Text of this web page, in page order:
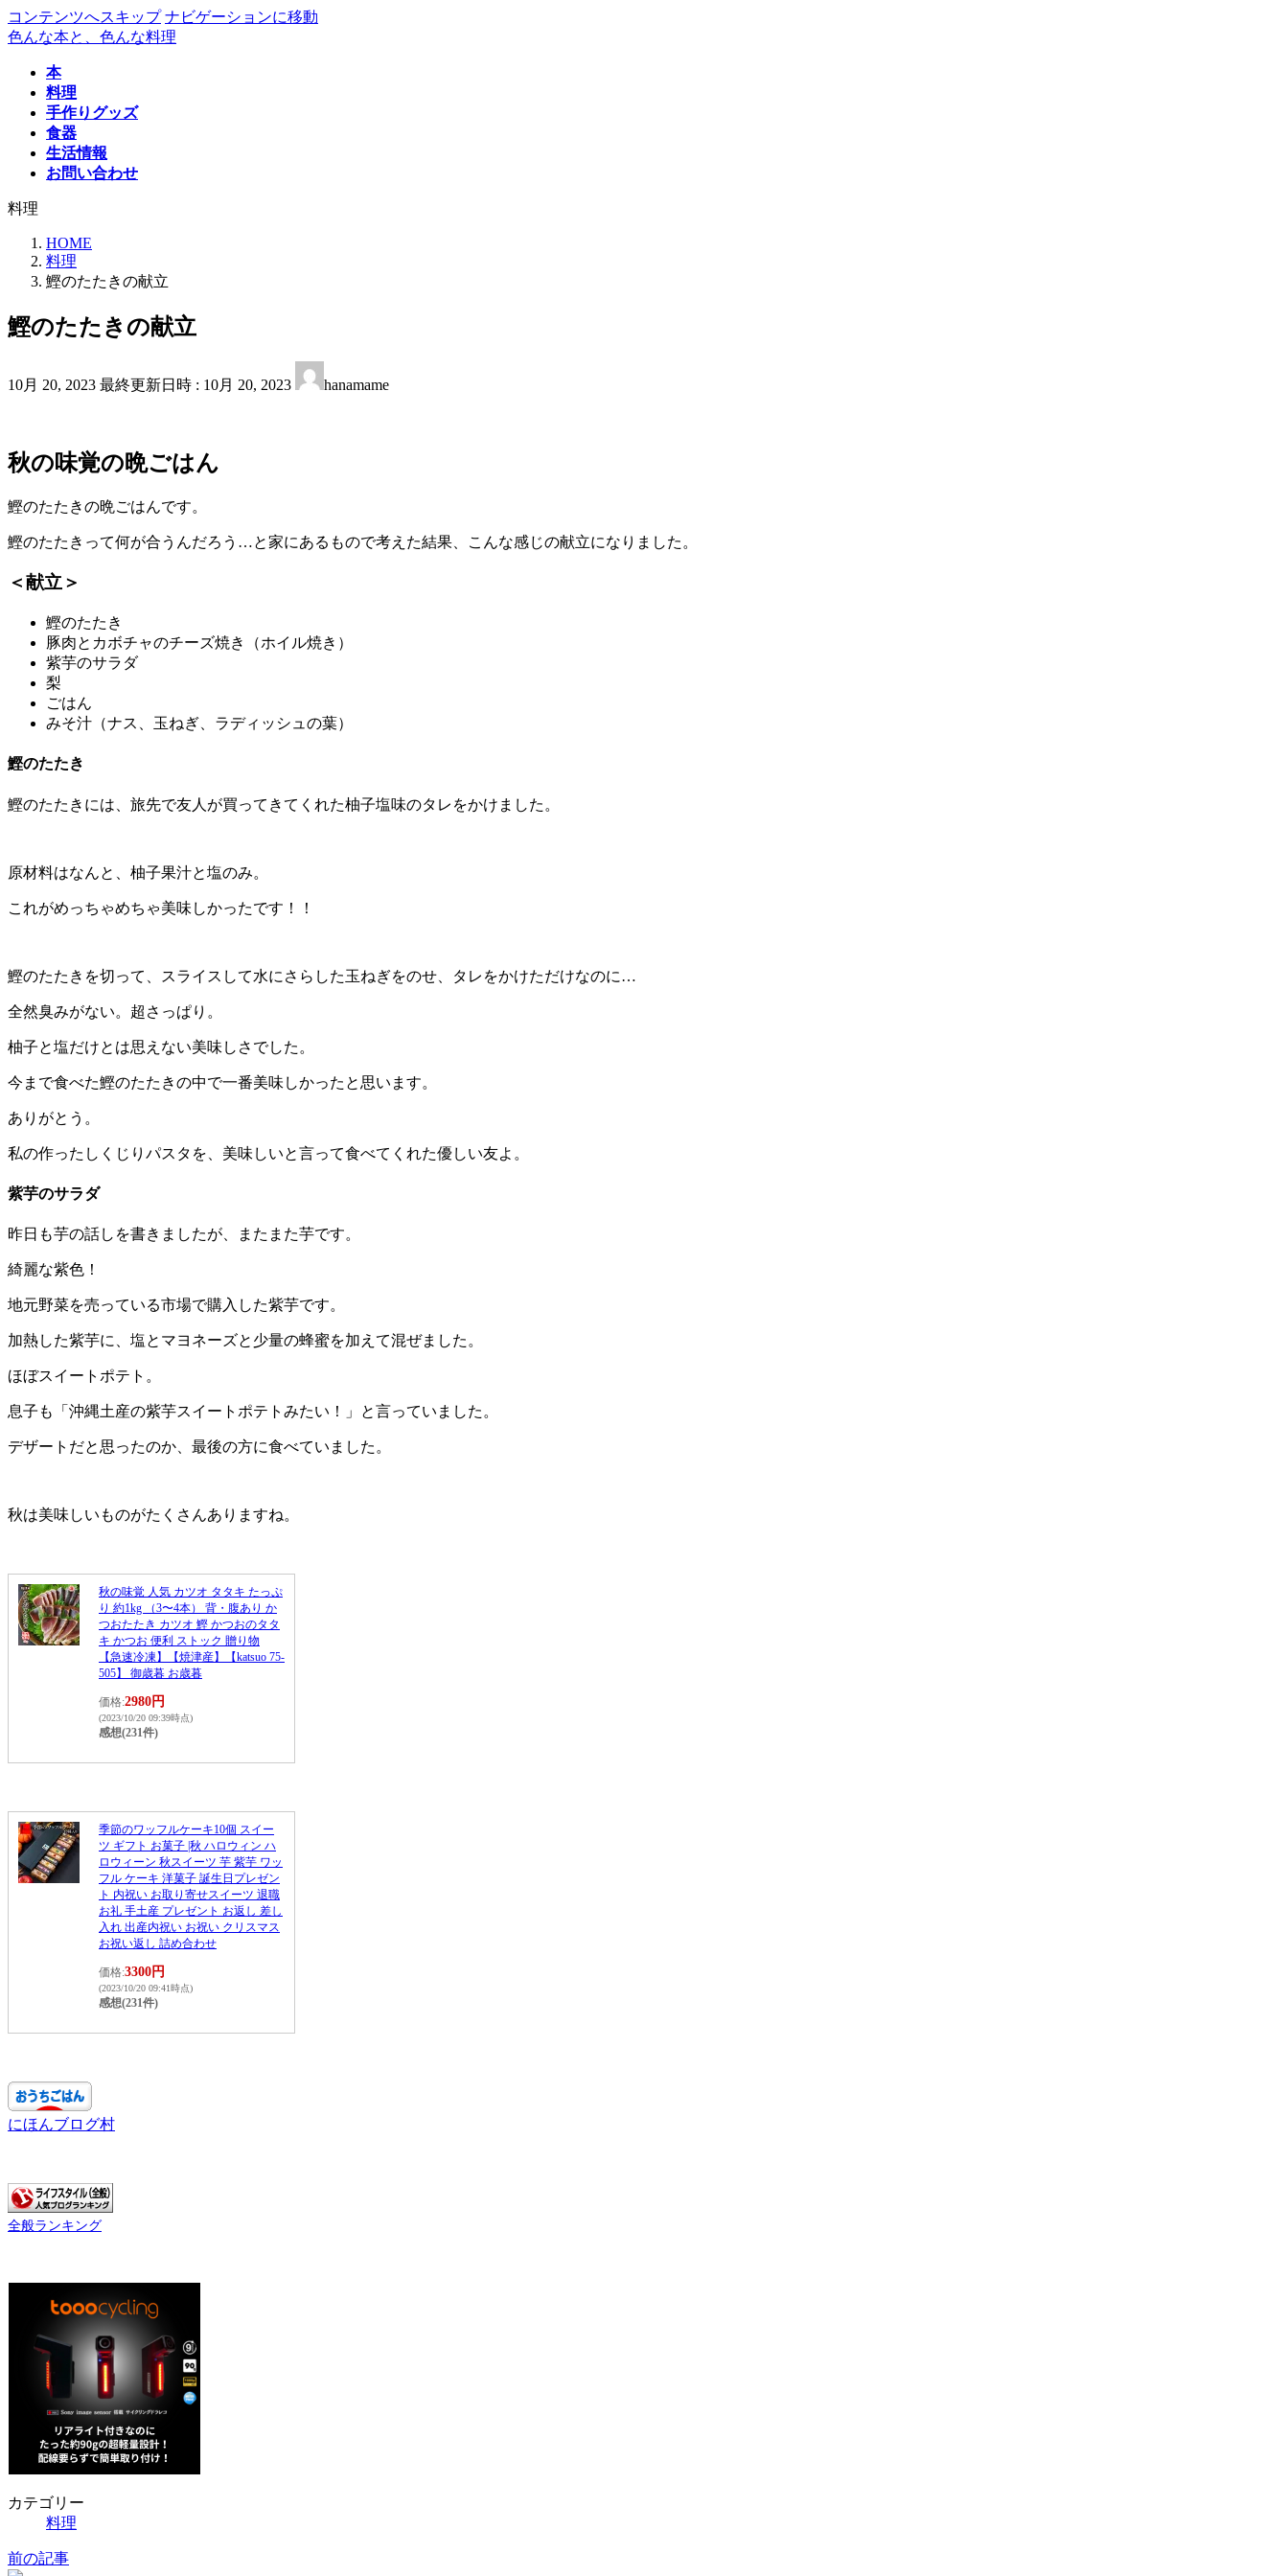
コンテンツへスキップ ナビゲーションに移動
色んな本と、色んな料理
本
料理
手作りグッズ
食器
生活情報
お問い合わせ
料理
HOME
料理
鰹のたたきの献立
鰹のたたきの献立
10月 20, 2023 最終更新日時 : 10月 20, 2023 hanamame
秋の味覚の晩ごはん
鰹のたたきの晩ごはんです。
鰹のたたきって何が合うんだろう…と家にあるもので考えた結果、こんな感じの献立になりました。
＜献立＞
鰹のたたき
豚肉とカボチャのチーズ焼き（ホイル焼き）
紫芋のサラダ
梨
ごはん
みそ汁（ナス、玉ねぎ、ラディッシュの葉）
鰹のたたき
鰹のたたきには、旅先で友人が買ってきてくれた柚子塩味のタレをかけました。
原材料はなんと、柚子果汁と塩のみ。
これがめっちゃめちゃ美味しかったです！！
鰹のたたきを切って、スライスして水にさらした玉ねぎをのせ、タレをかけただけなのに…
全然臭みがない。超さっぱり。
柚子と塩だけとは思えない美味しさでした。
今まで食べた鰹のたたきの中で一番美味しかったと思います。
ありがとう。
私の作ったしくじりパスタを、美味しいと言って食べてくれた優しい友よ。
紫芋のサラダ
昨日も芋の話しを書きましたが、またまた芋です。
綺麗な紫色！
地元野菜を売っている市場で購入した紫芋です。
加熱した紫芋に、塩とマヨネーズと少量の蜂蜜を加えて混ぜました。
ほぼスイートポテト。
息子も「沖縄土産の紫芋スイートポテトみたい！」と言っていました。
デザートだと思ったのか、最後の方に食べていました。
秋は美味しいものがたくさんありますね。
秋の味覚 人気 カツオ タタキ たっぷ
り 約1kg （3〜4本） 背・腹あり か
つおたたき カツオ 鰹 かつおのタタ
キ かつお 便利 ストック 贈り物
【急速冷凍】【焼津産】【katsuo 75-
505】 御歳暮 お歳暮
価格:2980円
(2023/10/20 09:39時点)
感想(231件)
季節のワッフルケーキ10個 スイー
ツ ギフト お菓子 |秋 ハロウィン ハ
ロウィーン 秋スイーツ 芋 紫芋 ワッ
フル ケーキ 洋菓子 誕生日プレゼン
ト 内祝い お取り寄せスイーツ 退職
お礼 手土産 プレゼント お返し 差し
入れ 出産内祝い お祝い クリスマス
お祝い返し 詰め合わせ
価格:3300円
(2023/10/20 09:41時点)
感想(231件)
にほんブログ村
全般ランキング
カテゴリー
料理
前の記事